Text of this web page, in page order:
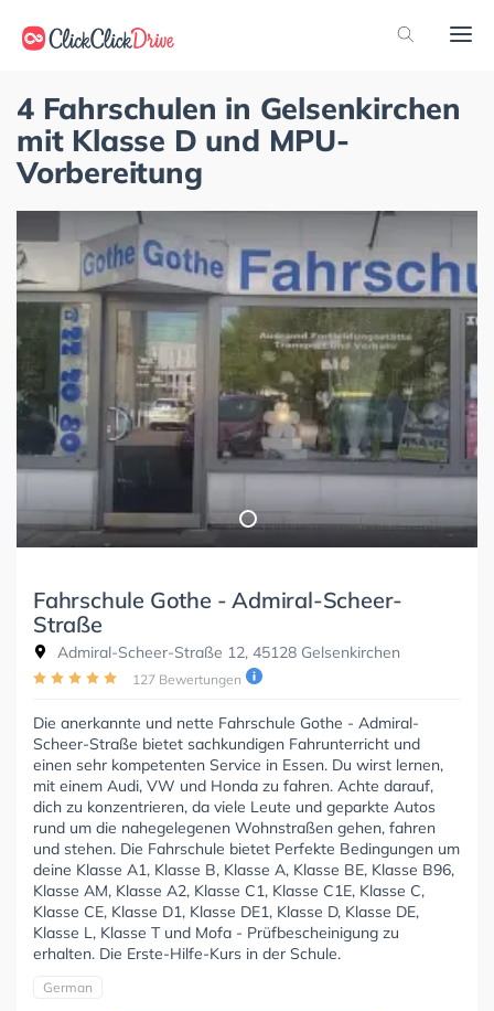
4 Fahrschulen in Gelsenkirchen
mit Klasse D und MPU-
Vorbereitung
Fahrschule Gothe - Admiral-Scheer-
Straße
Admiral-Scheer-Straße 12, 45128 Gelsenkirchen
127 Bewertungen
Die anerkannte und nette Fahrschule Gothe - Admiral-
Scheer-Straße bietet sachkundigen Fahrunterricht und
einen sehr kompetenten Service in Essen. Du wirst lernen,
mit einem Audi, VW und Honda zu fahren. Achte darauf,
dich zu konzentrieren, da viele Leute und geparkte Autos
rund um die nahegelegenen Wohnstraßen gehen, fahren
und stehen. Die Fahrschule bietet Perfekte Bedingungen um
deine Klasse A1, Klasse B, Klasse A, Klasse BE, Klasse B96,
Klasse AM, Klasse A2, Klasse C1, Klasse C1E, Klasse C,
Klasse CE, Klasse D1, Klasse DE1, Klasse D, Klasse DE,
Klasse L, Klasse T und Mofa - Prüfbescheinigung zu
erhalten. Die Erste-Hilfe-Kurs in der Schule.
German